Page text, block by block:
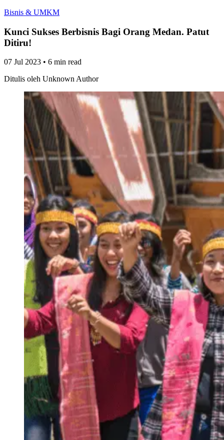
Bisnis & UMKM
Kunci Sukses Berbisnis Bagi Orang Medan. Patut
Ditiru!
07 Jul 2023 • 6 min read
Ditulis oleh Unknown Author